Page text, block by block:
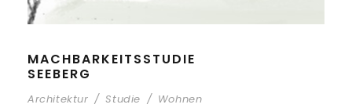
MACHBARKEITSSTUDIE
SEEBERG
Architektur / Studie / Wohnen